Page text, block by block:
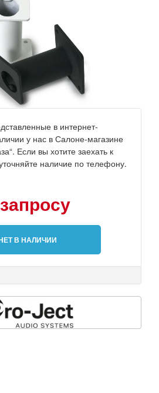
в интернет-
у нас в Салоне-магазине
Если вы хотите заехать к
наличие по телефону.
В НАЛИЧИИ